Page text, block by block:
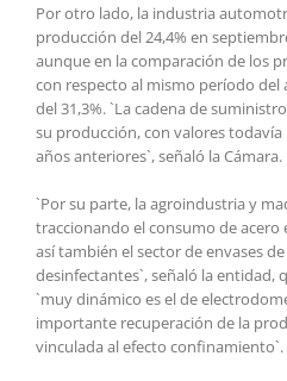
Por otro lado, la industria
producción del 24,4% en
aunque en la comparación de los
con respecto al mismo período del
del 31,3%. `La cadena de
su producción, con valores
años anteriores`, señaló la Cámara.
`Por su parte, la agroindustria y
traccionando el consumo de acero
así también el sector de envases
desinfectantes`, señaló la entidad,
`muy dinámico es el de
importante recuperación de la
vinculada al efecto confinamiento`.